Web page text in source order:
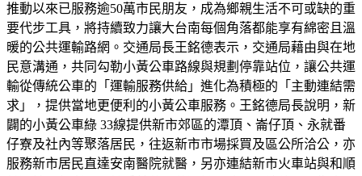
推動以來已服務逾50萬市民朋友，成為鄉親生活不可或缺的重
要代步工具，將持續致力讓大台南每個角落都能享有綿密且溫
暖的公共運輸路網。交通局長王銘德表示，交通局藉由與在地
民意溝通，共同勾勒小黃公車路線與規劃停靠站位，讓公共運
輸從傳統公車的「運輸服務供給」進化為積極的「主動連結需
求」，提供當地更便利的小黃公車服務。王銘德局長說明，新
闢的小黃公車綠 33線提供新市郊區的潭頂、崙仔頂、永就番
仔寮及社內等聚落居民，往返新市市場採買及區公所洽公，亦
服務新市居民直達安南醫院就醫，另亦連結新市火車站與和順